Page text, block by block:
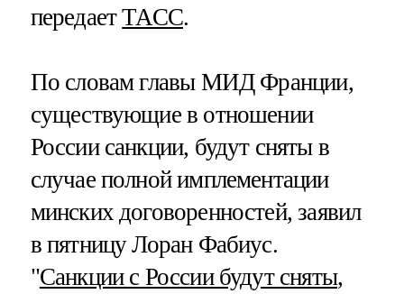
передаетТАСС.
По словам главы МИД Франции,
существующие в отношении
России санкции, будут сняты в
случае полной имплементации
минских договоренностей, заявил
в пятницу Лоран Фабиус.
"Санкции с России будут сняты,